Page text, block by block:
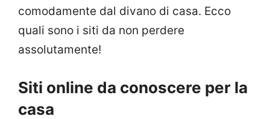
comodamente dal divano di casa. Ecco
quali sono i siti da non perdere
assolutamente!
Siti online da conoscere per la
casa